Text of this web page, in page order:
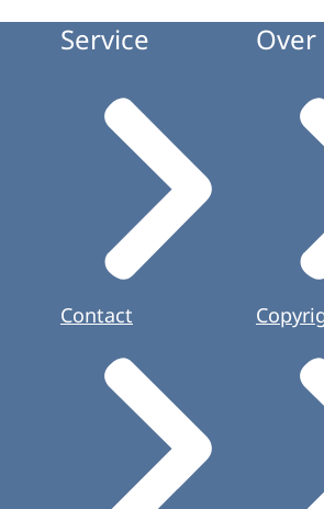
Service
Contact
Over